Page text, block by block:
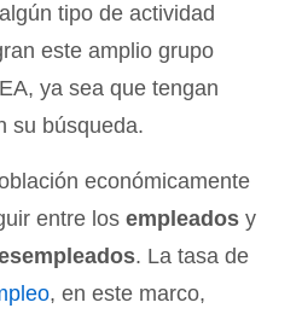
tipo de actividad
este amplio grupo
ya sea que tengan
su búsqueda.
económicamente
entre los empleados y
. La tasa de
, en este marco,